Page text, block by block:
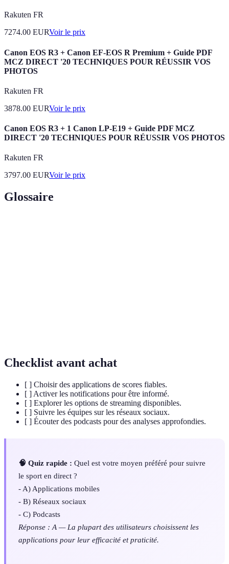
Rakuten FR
7274.00 EURVoir le prix
Canon EOS R3 + Canon EF-EOS R Premium + Guide PDF
MCZ DIRECT '20 TECHNIQUES POUR RÉUSSIR VOS
PHOTOS
Rakuten FR
3878.00 EURVoir le prix
Canon EOS R3 + 1 Canon LP-E19 + Guide PDF MCZ
DIRECT '20 TECHNIQUES POUR RÉUSSIR VOS PHOTOS
Rakuten FR
3797.00 EURVoir le prix
Glossaire
Checklist avant achat
[ ] Choisir des applications de scores fiables.
[ ] Activer les notifications pour être informé.
[ ] Explorer les options de streaming disponibles.
[ ] Suivre les équipes sur les réseaux sociaux.
[ ] Écouter des podcasts pour des analyses approfondies.
🧠 Quiz rapide : Quel est votre moyen préféré pour suivre
le sport en direct ?
- A) Applications mobiles
- B) Réseaux sociaux
- C) Podcasts
Réponse : A — La plupart des utilisateurs choisissent les
applications pour leur efficacité et praticité.